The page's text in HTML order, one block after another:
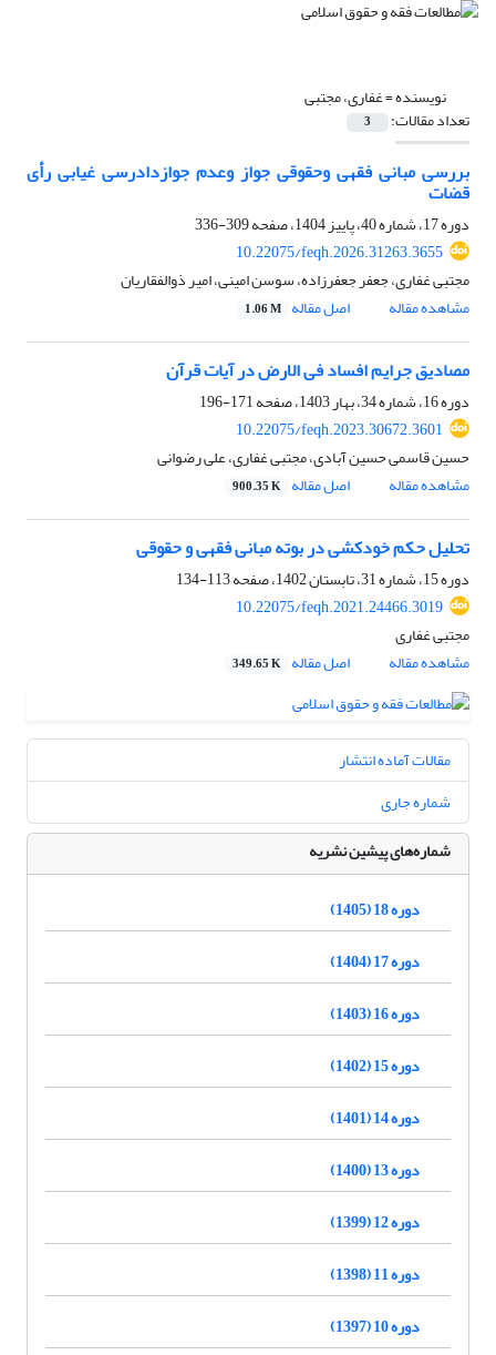
نویسنده =غفاری، مجتبی
تعداد مقالات: 3
بررسی مبانی فقهی وحقوقی جواز وعدم جوازدادرسی غیابی رأی
قضات
دوره 17، شماره 40، پاییز 1404، صفحه
309-336
10.22075/feqh.2026.31263.3655
مجتبی غفاری، جعفر جعفرزاده، سوسن امینی، امیر ذوالفقاریان
مشاهده مقاله
اصل مقاله 1.06 M
مصادیق جرایم افساد فی الارض در آیات قرآن
دوره 16، شماره 34، بهار 1403، صفحه
171-196
10.22075/feqh.2023.30672.3601
حسین قاسمی حسین آبادی، مجتبی غفاری، علی رضوانی
مشاهده مقاله
اصل مقاله 900.35 K
تحلیل حکم خودکشی در بوته مبانی فقهی و حقوقی
دوره 15، شماره 31، تابستان 1402، صفحه
113-134
10.22075/feqh.2021.24466.3019
مجتبی غفاری
مشاهده مقاله
اصل مقاله 349.65 K
مقالات آماده انتشار
شماره جاری
شماره‌های پیشین نشریه
دوره 18 (1405)
دوره 17 (1404)
دوره 16 (1403)
دوره 15 (1402)
دوره 14 (1401)
دوره 13 (1400)
دوره 12 (1399)
دوره 11 (1398)
دوره 10 (1397)